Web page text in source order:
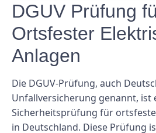
DGUV Prüfung
Ortsfester
Anlagen
Die DGUV-Prüfung, auch
Unfallversicherung genannt, ist
Sicherheitsprüfung für
in Deutschland. Diese Prüfung